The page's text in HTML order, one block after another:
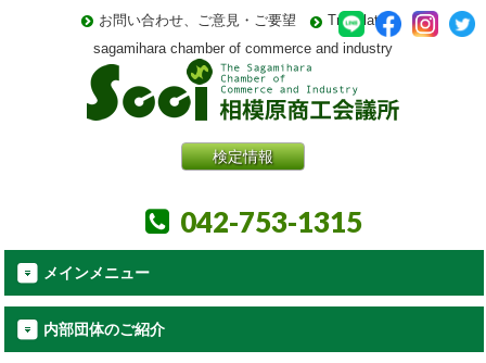
sagamihara chamber of commerce and industry
お問い合わせ、ご意見・ご要望 Translate
検定情報
042-753-1315
メインメニュー
内部団体のご紹介